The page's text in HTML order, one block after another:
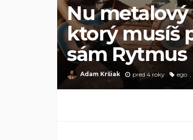
Nu metalový
ktorý musíš
sám Rytmus
Adam Kršiak pred 4 roky ego